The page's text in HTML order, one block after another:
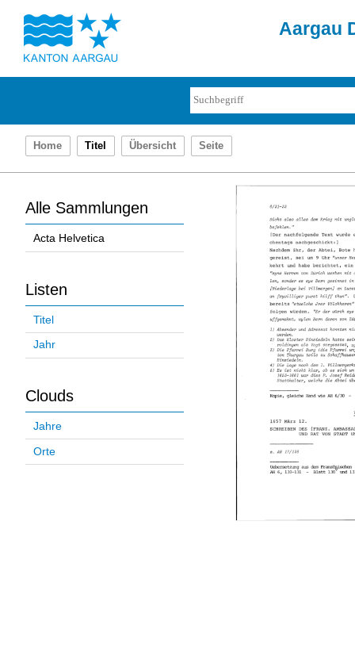
Aargau
Home Titel Übersicht Seite
Alle Sammlungen
Acta Helvetica
Listen
Titel
Jahr
Clouds
Jahre
Orte